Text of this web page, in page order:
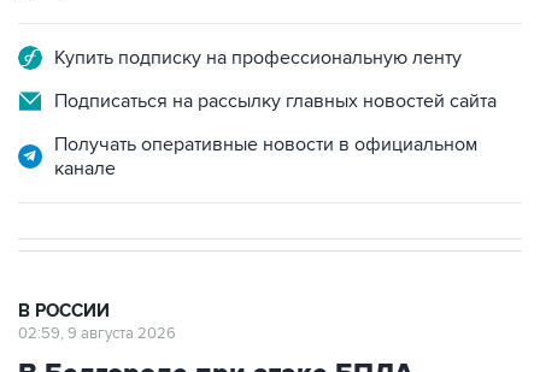
Купить подписку на профессиональную ленту
Подписаться на рассылку главных новостей сайта
Получать оперативные новости в официальном
канале
В РОССИИ
02:59, 9 августа 2026